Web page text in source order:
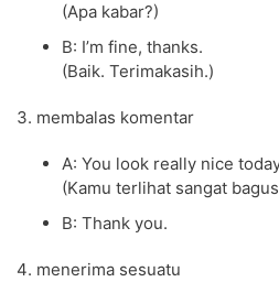
(Apa kabar?)
B: I’m fine, thanks.
(Baik. Terimakasih.)
membalas komentar
A: You look really nice
(Kamu terlihat sangat
B: Thank you.
menerima sesuatu